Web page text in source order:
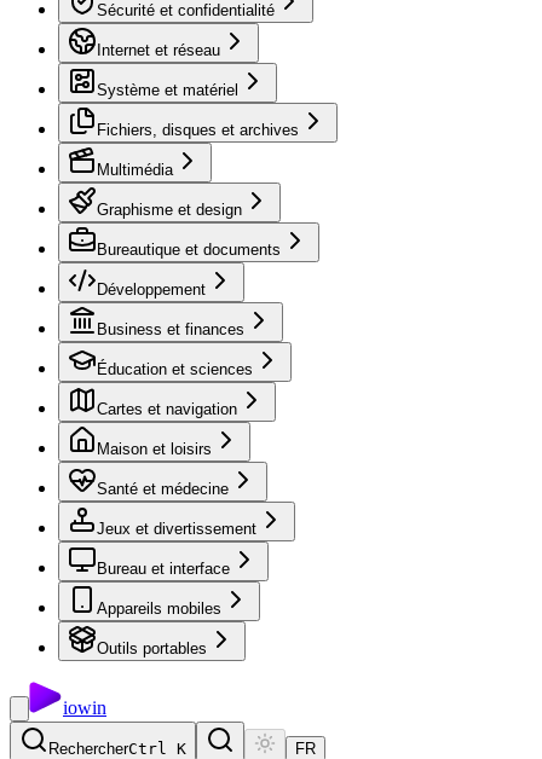
Sécurité et confidentialité
Internet et réseau
Système et matériel
Fichiers, disques et archives
Multimédia
Graphisme et design
Bureautique et documents
Développement
Business et finances
Éducation et sciences
Cartes et navigation
Maison et loisirs
Santé et médecine
Jeux et divertissement
Bureau et interface
Appareils mobiles
Outils portables
iowin
RechercherCtrl K FR